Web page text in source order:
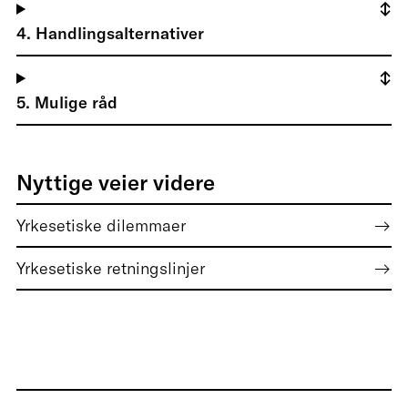
4. Handlingsalternativer
5. Mulige råd
Nyttige veier videre
Yrkesetiske dilemmaer
Yrkesetiske retningslinjer